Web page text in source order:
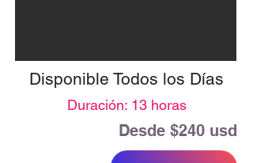
Disponible Todos los Días
Duración: 13 horas
Desde $240 usd